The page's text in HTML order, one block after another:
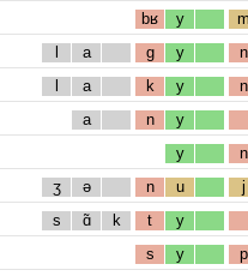
bʁ y m
l a g y n
l a k y n
a n y
y n
ʒ ə n u j
s ɑ̃ k t y
s y p